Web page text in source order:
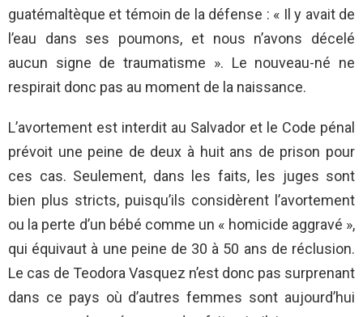
guatémaltèque et témoin de la défense : « Il y avait de
l’eau dans ses poumons, et nous n’avons décelé
aucun signe de traumatisme ». Le nouveau-né ne
respirait donc pas au moment de la naissance.
L’avortement est interdit au Salvador et le Code pénal
prévoit une peine de deux à huit ans de prison pour
ces cas. Seulement, dans les faits, les juges sont
bien plus stricts, puisqu’ils considèrent l’avortement
ou la perte d’un bébé comme un « homicide aggravé »,
qui équivaut à une peine de 30 à 50 ans de réclusion.
Le cas de Teodora Vasquez n’est donc pas surprenant
dans ce pays où d’autres femmes sont aujourd’hui